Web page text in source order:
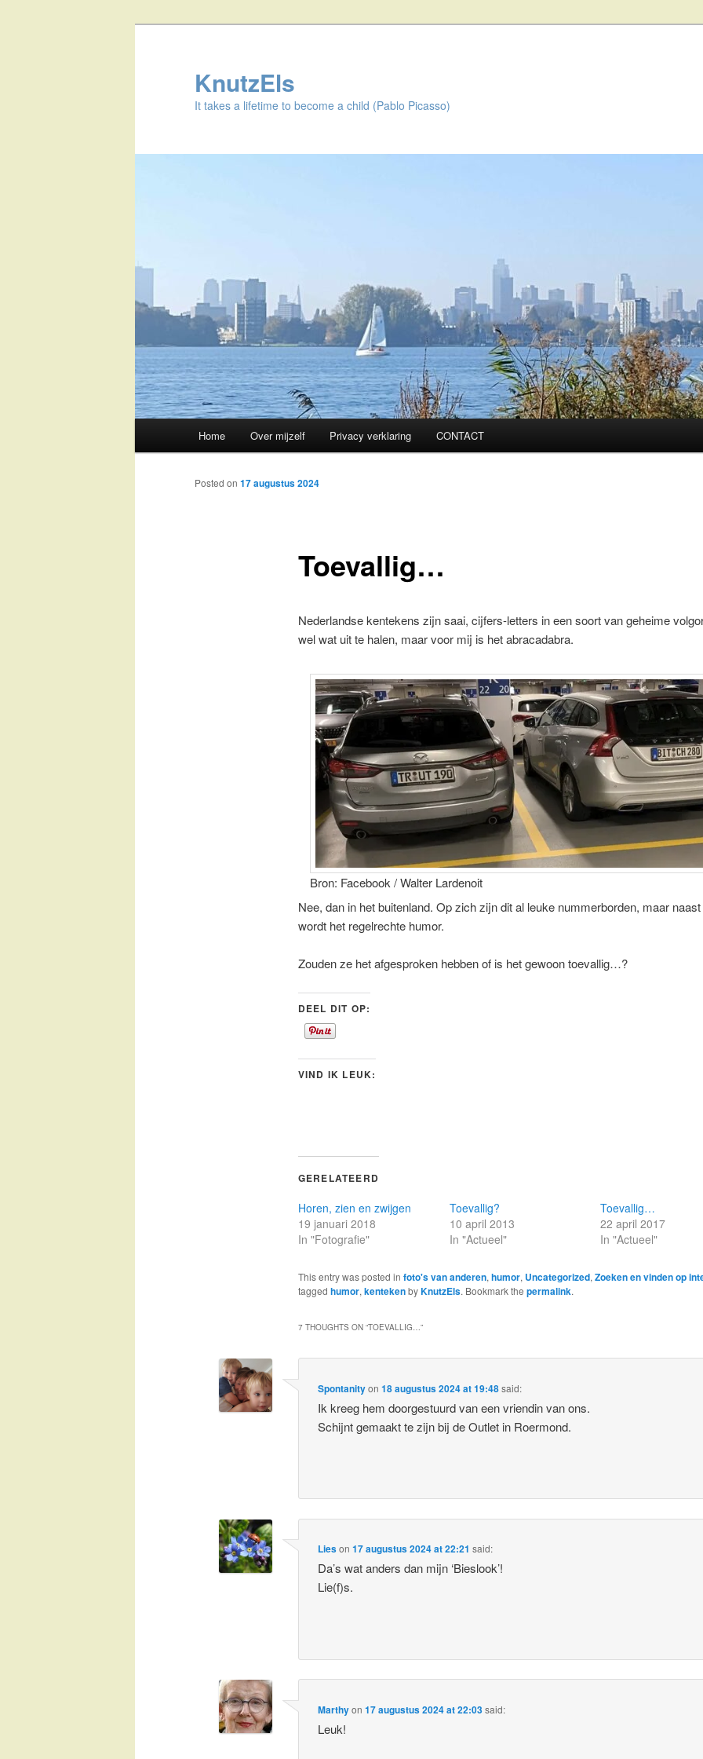
KnutzEls
It takes a lifetime to become a child (Pablo Picasso)
Skip
to
Home Over mijzelf Privacy verklaring CONTACT
Toevallig…
Posted on 17 augustus 2024
Nederlandse kentekens zijn saai, cijfers-letters in een soort van geheime
wel wat uit te halen, maar voor mij is het abracadabra.
Bron: Facebook / Walter Lardenoit
Nee, dan in het buitenland. Op zich zijn dit al leuke nummerborden, maar
wordt het regelrechte humor.
Zouden ze het afgesproken hebben of is het gewoon toevallig…?
DEEL DIT OP:
VIND IK LEUK:
GERELATEERD
Horen, zien en zwijgen
19 januari 2018
In "Fotografie"
Toevallig?
10 april 2013
In "Actueel"
Toevallig…
22 april 2017
In "Actueel"
This entry was posted in foto's van anderen, humor, Uncategorized, Zoeken en vinden op
tagged humor, kentekenbyKnutzEls. Bookmark the permalink.
7 THOUGHTS ON “TOEVALLIG…”
Spontanityon18 augustus 2024 at 19:48said:
Ik kreeg hem doorgestuurd van een vriendin van ons.
Schijnt gemaakt te zijn bij de Outlet in Roermond.
Lieson17 augustus 2024 at 22:21 said:
Da’s wat anders dan mijn ‘Bieslook’!
Lie(f)s.
Marthyon17 augustus 2024 at 22:03said:
Leuk!